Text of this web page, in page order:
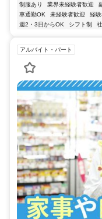
制服あり 業界未経験者歓迎
車通勤OK
未経験者歓迎 経
週2・3日からOK
シフト制
アルバイト・パート